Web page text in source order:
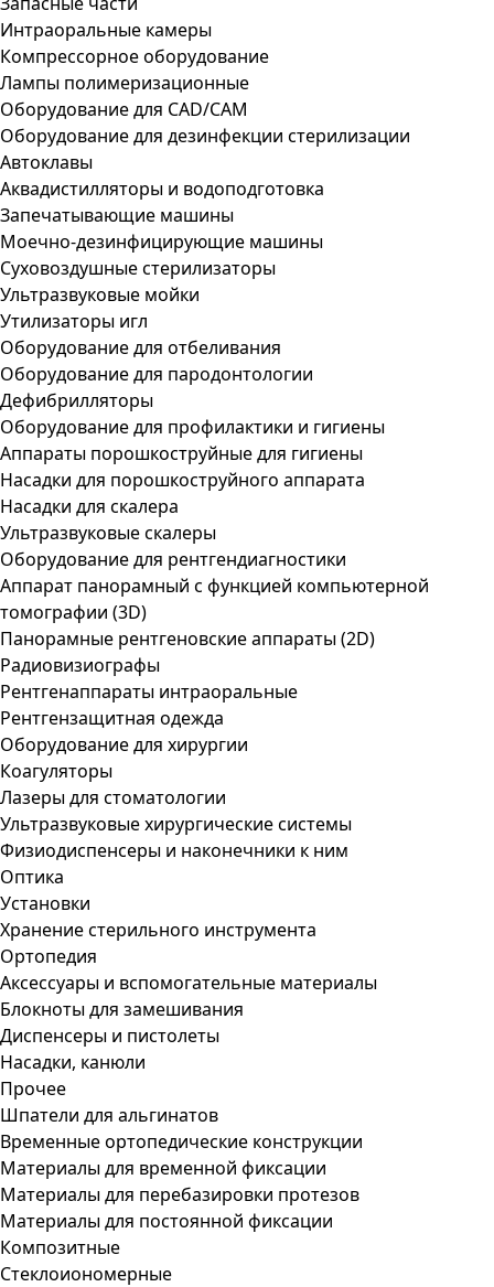
Интраоральные камеры
Компрессорное оборудование
Лампы полимеризационные
Оборудование для CAD/CAM
Оборудование для дезинфекции стерилизации
Автоклавы
Аквадистилляторы и водоподготовка
Запечатывающие машины
Моечно-дезинфицирующие машины
Суховоздушные стерилизаторы
Ультразвуковые мойки
Утилизаторы игл
Оборудование для отбеливания
Оборудование для пародонтологии
Дефибрилляторы
Оборудование для профилактики и гигиены
Аппараты порошкоструйные для гигиены
Насадки для порошкоструйного аппарата
Насадки для скалера
Ультразвуковые скалеры
Оборудование для рентгендиагностики
Аппарат панорамный с функцией компьютерной
томографии (3D)
Панорамные рентгеновские аппараты (2D)
Радиовизиографы
Рентгенаппараты интраоральные
Рентгензащитная одежда
Оборудование для хирургии
Коагуляторы
Лазеры для стоматологии
Ультразвуковые хирургические системы
Физиодиспенсеры и наконечники к ним
Оптика
Установки
Хранение стерильного инструмента
Ортопедия
Аксессуары и вспомогательные материалы
Блокноты для замешивания
Диспенсеры и пистолеты
Насадки, канюли
Прочее
Шпатели для альгинатов
Временные ортопедические конструкции
Материалы для временной фиксации
Материалы для перебазировки протезов
Материалы для постоянной фиксации
Композитные
Стеклоиономерные